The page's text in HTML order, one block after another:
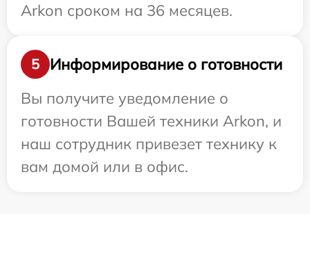
Arkon сроком на 36 месяцев.
5
Информирование о готовности
Вы получите уведомление о
готовности Вашей техники Arkon, и
наш сотрудник привезет технику к
вам домой или в офис.